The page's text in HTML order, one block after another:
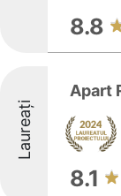
8.8
Laureați
Apart
8.1